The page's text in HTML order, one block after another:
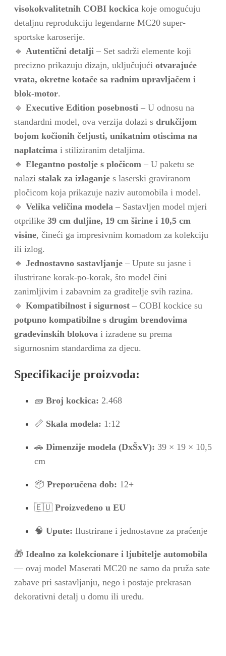
visokokvalitetnih COBI kockica koje omogućuju
detaljnu reprodukciju legendarne MC20 super-
sportske karoserije.
🔹 Autentični detalji – Set sadrži elemente koji
precizno prikazuju dizajn, uključujući otvarajuće
vrata, okretne kotače sa radnim upravljačem i
blok-motor.
🔹 Executive Edition posebnosti – U odnosu na
standardni model, ova verzija dolazi s drukčijom
bojom kočionih čeljusti, unikatnim otiscima na
naplatcima i stiliziranim detaljima.
🔹 Elegantno postolje s pločicom – U paketu se
nalazi stalak za izlaganje s laserski graviranom
pločicom koja prikazuje naziv automobila i model.
🔹 Velika veličina modela – Sastavljen model mjeri
otprilike 39 cm duljine, 19 cm širine i 10,5 cm
visine, čineći ga impresivnim komadom za kolekciju
ili izlog.
🔹 Jednostavno sastavljanje – Upute su jasne i
ilustrirane korak-po-korak, što model čini
zanimljivim i zabavnim za graditelje svih razina.
🔹 Kompatibilnost i sigurnost – COBI kockice su
potpuno kompatibilne s drugim brendovima
građevinskih blokova i izrađene su prema
sigurnosnim standardima za djecu.
Specifikacije proizvoda:
🧱 Broj kockica: 2.468
📏 Skala modela: 1:12
🚗 Dimenzije modela (DxŠxV): 39 × 19 × 10,5
cm
📦 Preporučena dob: 12+
🇪🇺 Proizvedeno u EU
🧠 Upute: Ilustrirane i jednostavne za praćenje
🎁 Idealno za kolekcionare i ljubitelje automobila
— ovaj model Maserati MC20 ne samo da pruža sate
zabave pri sastavljanju, nego i postaje prekrasan
dekorativni detalj u domu ili uredu.